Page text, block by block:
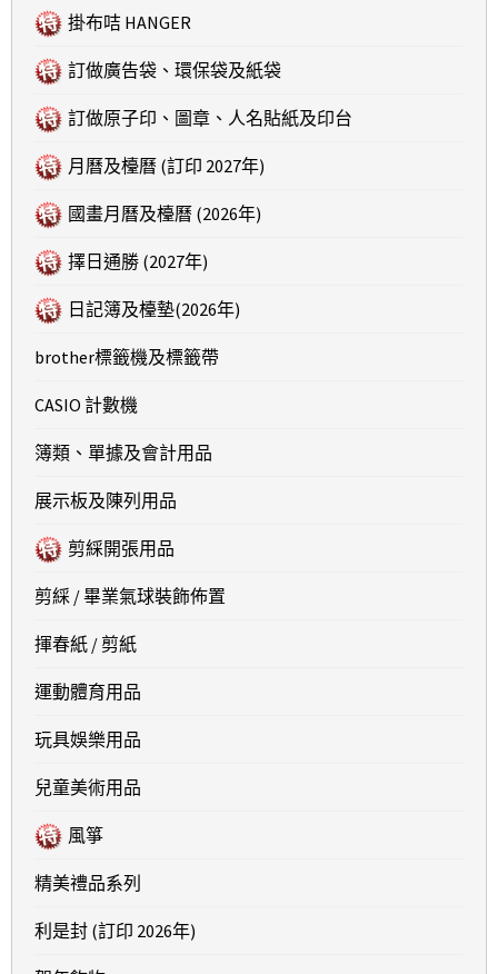
掛布咭 HANGER
訂做廣告袋、環保袋及紙袋
訂做原子印、圖章、人名貼紙及印台
月曆及檯曆 (訂印 2027年)
國畫月曆及檯曆 (2026年)
擇日通勝 (2027年)
日記簿及檯墊(2026年)
brother標籤機及標籤帶
CASIO 計數機
簿類、單據及會計用品
展示板及陳列用品
剪綵開張用品
剪綵 / 畢業氣球裝飾佈置
揮春紙 / 剪紙
運動體育用品
玩具娛樂用品
兒童美術用品
風箏
精美禮品系列
利是封 (訂印 2026年)